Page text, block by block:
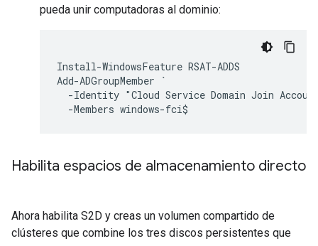
pueda unir computadoras al dominio:
Install-WindowsFeature RSAT-ADDS
Add-ADGroupMember `
-Identity "Cloud Service Domain Join
Habilita espacios de almacenamiento directo
Ahora habilita S2D y creas un volumen compartido de
clústeres que combine los tres discos persistentes que